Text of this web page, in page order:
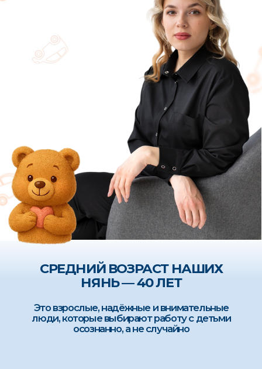
Условия использования сервисов
Наши контакты
Политика конфиденциальности
8 913 017 70 60